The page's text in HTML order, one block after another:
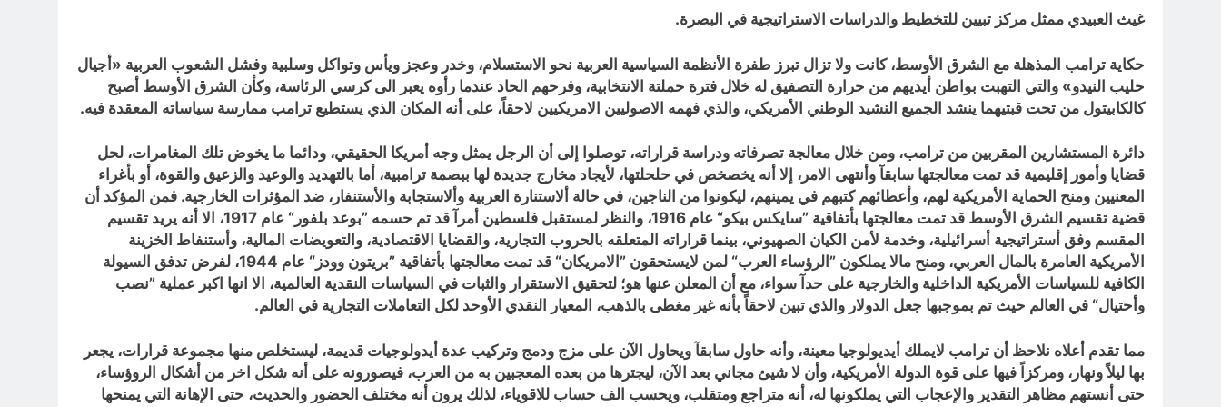
غيث العبيدي ممثل مركز تبيين للتخطيط والدراسات الاستراتيجية في البصرة.
حكاية ترامب المذهلة مع الشرق الأوسط، كانت ولا تزال تبرز طفرة الأنظمة السياسية العربية نحو الاستسلام، وخدر وعجز ويأس وتواكل وسلبية وفشل الشعوب العربية «أجيال
حليب النيدو» والتي التهبت بواطن أيديهم من حرارة التصفيق له خلال فترة حملتة الانتخابية، وفرحهم الحاد عندما رأوه يعبر الى كرسي الرئاسة، وكأن الشرق الأوسط أصبح
كالكابيتول من تحت قبتيهما ينشد الجميع النشيد الوطني الأمريكي، والذي فهمه الاصوليين الامريكيين لاحقاً، على أنه المكان الذي يستطيع ترامب ممارسة سياساته المعقدة فيه.
دائرة المستشارين المقربين من ترامب، ومن خلال معالجة تصرفاته ودراسة قراراته، توصلوا إلى أن الرجل يمثل وجه أمريكا الحقيقي، ودائما ما يخوض تلك المغامرات، لحل
قضايا وأمور إقليمية قد تمت معالجتها سابقآ وأنتهى الامر، إلا أنه يخصخص في حلحلتها، لأيجاد مخارج جديدة لها ببصمة ترامبية، أما بالتهديد والوعيد والزعيق والقوة، أو بأغراء
المعنيين ومنح الحماية الأمريكية لهم، وأعطائهم كتبهم في يمينهم، ليكونوا من الناجين، في حالة ألاستنارة العربية وألاستجابة والأستنفار، ضد المؤثرات الخارجية. فمن المؤكد أن
قضية تقسيم الشرق الأوسط قد تمت معالجتها بأتفاقية ”سايكس بيكو“ عام 1916، والنظر لمستقبل فلسطين أمرآ قد تم حسمه ”بوعد بلفور“ عام 1917، الا أنه يريد تقسيم
المقسم وفق أستراتيجية أسرائيلية، وخدمة لأمن الكيان الصهيوني، بينما قراراته المتعلقه بالحروب التجارية، والقضايا الاقتصادية، والتعويضات المالية، وأستنفاط الخزينة
الأمريكية العامرة بالمال العربي، ومنح مالا يملكون ”الرؤساء العرب“ لمن لايستحقون ”الامريكان“ قد تمت معالجتها بأتفاقية ”بريتون وودز“ عام 1944، لفرض تدفق السيولة
الكافية للسياسات الأمريكية الداخلية والخارجية على حدآ سواء، مع أن المعلن عنها هو؛ لتحقيق الاستقرار والثبات في السياسات النقدية العالمية، الا انها اكبر عملية ”نصب
وأحتيال“ في العالم حيث تم بموجبها جعل الدولار والذي تبين لاحقاً بأنه غير مغطى بالذهب، المعيار النقدي الأوحد لكل التعاملات التجارية في العالم.
مما تقدم أعلاه نلاحظ أن ترامب لايملك أيديولوجيا معينة، وأنه حاول سابقآ ويحاول الآن على مزج ودمج وتركيب عدة أيدولوجيات قديمة، ليستخلص منها مجموعة قرارات، يجعر
بها ليلاً ونهار، ومركزاً فيها على قوة الدولة الأمريكية، وأن لا شيئ مجاني بعد الآن، ليجترها من بعده المعجبين به من العرب، فيصورونه على أنه شكل اخر من أشكال الروؤساء،
حتى أنستهم مظاهر التقدير والإعجاب التي يملكونها له، أنه متراجع ومتقلب، ويحسب الف حساب للاقوياء، لذلك يرون أنه مختلف الحضور والحديث، حتى الإهانة التي يمنحها